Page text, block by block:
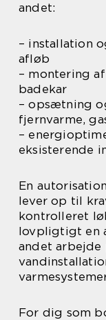
andet:
– installation
afløb
– montering
badekar
– opsætning
fjernvarme,
–
eksisterende
En
lever op til
kontrolleret
lovpligtigt en
andet arbejde
For dig som